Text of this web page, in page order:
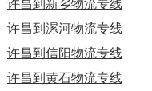
许昌到新乡物流专线
许昌到漯河物流专线
许昌到信阳物流专线
许昌到黄石物流专线